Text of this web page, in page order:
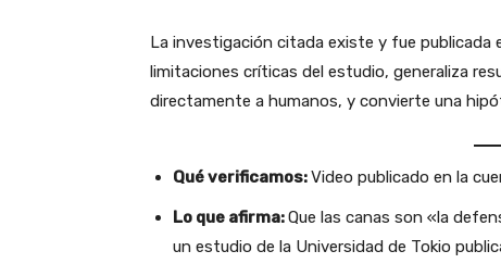
La investigación citada existe y fue publicada
limitaciones críticas del estudio, generaliza
directamente a humanos, y convierte una
Qué verificamos:Video publicado en la
Lo que afirma:Que las canas son «la
un estudio de la Universidad de Tokio